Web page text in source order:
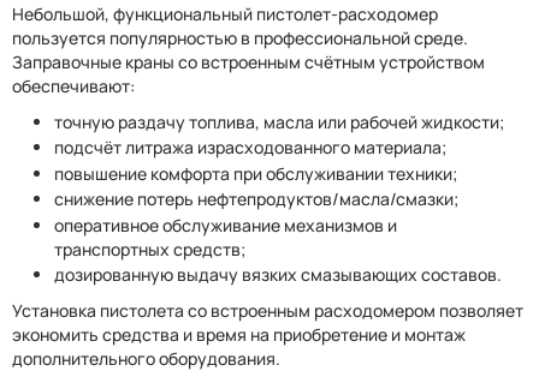
Небольшой, функциональный пистолет-расходомер
пользуется популярностью в профессиональной среде.
Заправочные краны со встроенным счётным устройством
обеспечивают:
точную раздачу топлива, масла или рабочей жидкости;
подсчёт литража израсходованного материала;
повышение комфорта при обслуживании техники;
снижение потерь нефтепродуктов/масла/смазки;
оперативное обслуживание механизмов и
транспортных средств;
дозированную выдачу вязких смазывающих составов.
Установка пистолета со встроенным расходомером позволяет
экономить средства и время на приобретение и монтаж
дополнительного оборудования.